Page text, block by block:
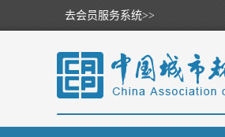
去会员服务系统>>